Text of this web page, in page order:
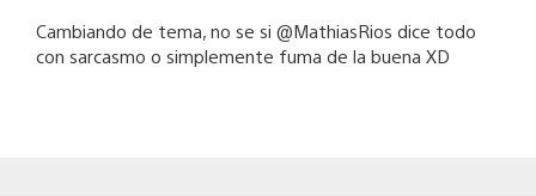
Cambiando de tema, no se si @MathiasRios dice todo
con sarcasmo o simplemente fuma de la buena XD